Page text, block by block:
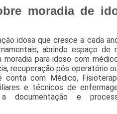
moradia de
idosa que cresce a cada
abrindo espaço de
para idoso com
recuperação pós operatório
com Médico,
e técnicos de
documentação e